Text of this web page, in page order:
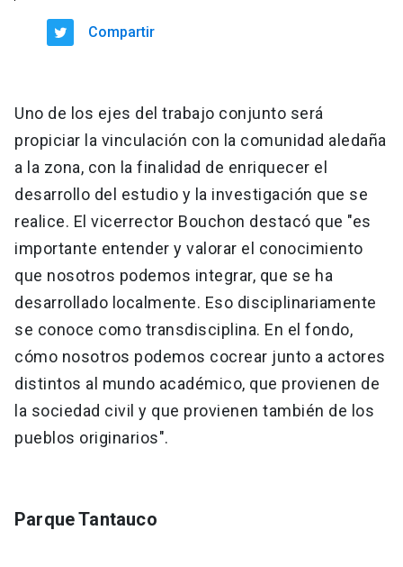
Compartir
Uno de los ejes del trabajo conjunto será
propiciar la vinculación con la comunidad aledaña
a la zona, con la finalidad de enriquecer el
desarrollo del estudio y la investigación que se
realice. El vicerrector Bouchon destacó que "es
importante entender y valorar el conocimiento
que nosotros podemos integrar, que se ha
desarrollado localmente. Eso disciplinariamente
se conoce como transdisciplina. En el fondo,
cómo nosotros podemos cocrear junto a actores
distintos al mundo académico, que provienen de
la sociedad civil y que provienen también de los
pueblos originarios".
Parque Tantauco